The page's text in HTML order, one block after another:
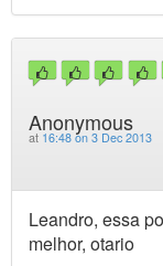
Anonymous
at 16:48 on 3 Dec 2013
Leandro, essa
melhor, otario